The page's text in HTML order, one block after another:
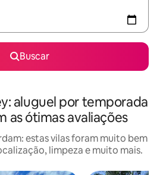
Buscar
aluguel por temporada
as ótimas avaliações
estas vilas foram muito bem
limpeza e muito mais.